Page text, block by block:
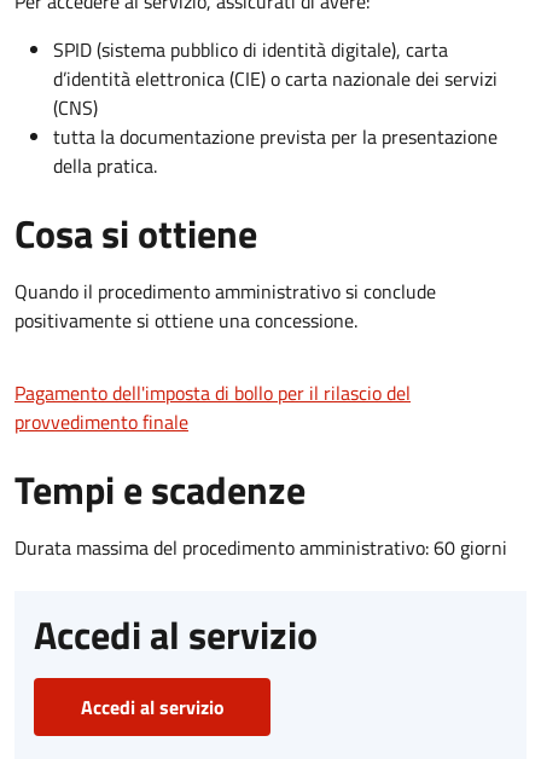
SPID (sistema pubblico di identità digitale), carta
d’identità elettronica (CIE) o carta nazionale dei servizi
(CNS)
tutta la documentazione prevista per la presentazione
della pratica.
Cosa si ottiene
Quando il procedimento amministrativo si conclude
positivamente si ottiene una concessione.
Pagamento dell'imposta di bollo per il rilascio del
provvedimento finale
Tempi e scadenze
Durata massima del procedimento amministrativo: 60 giorni
Accedi al servizio
Accedi al servizio